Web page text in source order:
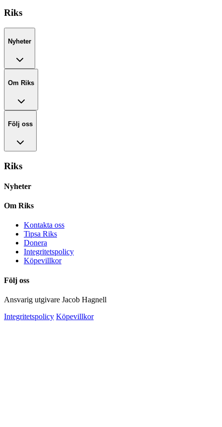
Riks
Nyheter
Om Riks
Följ oss
Riks
Nyheter
Om Riks
Kontakta oss
Tipsa Riks
Donera
Integritetspolicy
Köpevillkor
Följ oss
Ansvarig utgivare Jacob Hagnell
Integritetspolicy Köpevillkor